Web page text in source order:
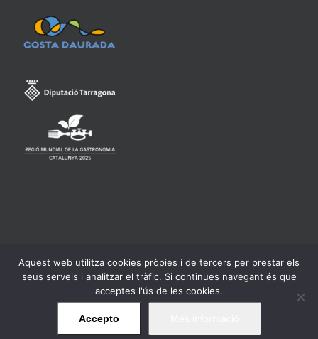
Consell Regulador de la Denominació d'Origen Qualificada
Priorat -Avís legal
Aquest web utilitza cookies pròpies i de tercers per prestar els
seus serveis i analitzar el tràfic. Si continues navegant és que
acceptes l'ús de les cookies.
Accepto